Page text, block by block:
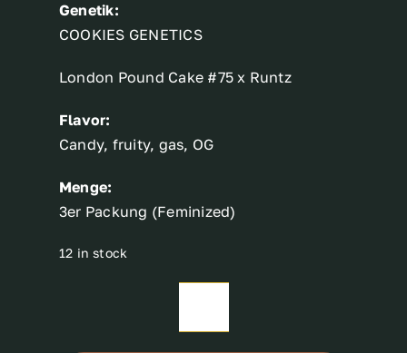
Genetik:
COOKIES GENETICS
London Pound Cake #75 x Runtz
Flavor:
Candy, fruity, gas, OG
Menge:
3er Packung (Feminized)
12 in stock